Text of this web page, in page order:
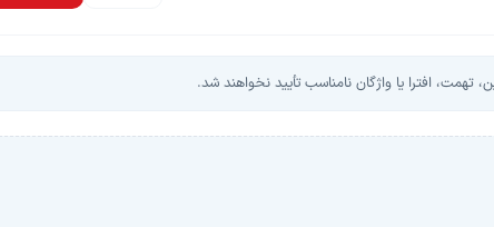
افترا یا واژگان نامناسب تأیید نخواهند شد.